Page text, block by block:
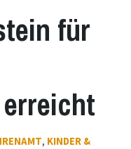
für
, KINDER &